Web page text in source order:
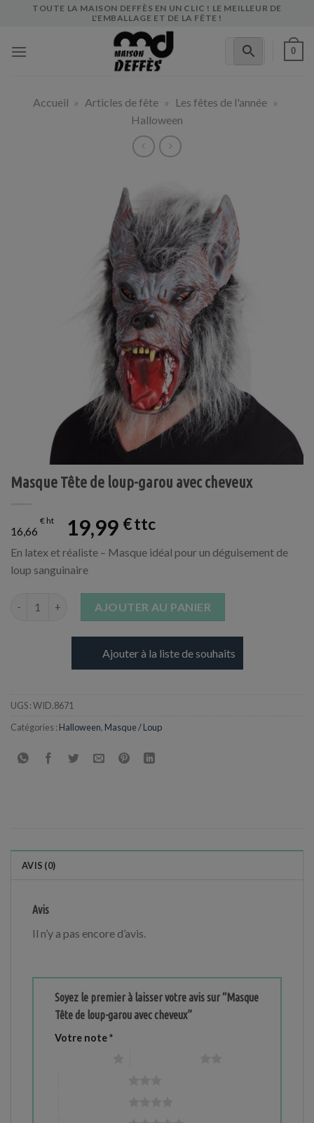
TOUTE LA MAISON DEFFÈS EN UN CLIC ! LE MEILLEUR DE
L'EMBALLAGE ET DE LA FÊTE !
0
Accueil » Articles de fête » Les fêtes de l'année »
Halloween
Masque Tête de loup-garou avec cheveux
16,66
€ 19,99 €
En latex et réaliste – Masque idéal pour un déguisement de
loup sanguinaire
AJOUTER AU PANIER
Ajouter à la liste de souhaits
UGS :WID.8671
Catégories : Halloween, Masque / Loup
AVIS (0)
Avis
Il n’y a pas encore d’avis.
Soyez le premier à laisser votre avis sur “Masque
Tête de loup-garou avec cheveux”
Votre note*